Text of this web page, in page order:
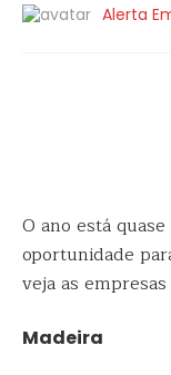
Alerta
O ano está
oportunidade
veja as
Madeira